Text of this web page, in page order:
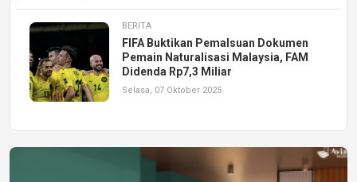
BERITA
FIFA Buktikan Pemalsuan Dokumen
Pemain Naturalisasi Malaysia, FAM
Didenda Rp7,3 Miliar
Selasa, 07 Oktober 2025